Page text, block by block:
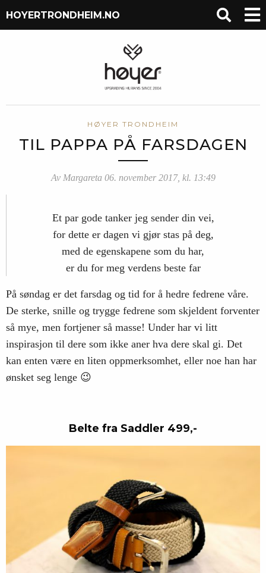
HOYERTRONDHEIM.NO
HØYER TRONDHEIM
TIL PAPPA PÅ FARSDAGEN
Av Margareta 06. november 2017, kl. 13:49
Et par gode tanker jeg sender din vei,
for dette er dagen vi gjør stas på deg,
med de egenskapene som du har,
er du for meg verdens beste far
På søndag er det farsdag og tid for å hedre fedrene våre.
De sterke, snille og trygge fedrene som skjeldent forventer
så mye, men fortjener så masse! Under har vi litt
inspirasjon til dere som ikke aner hva dere skal gi. Det
kan enten være en liten oppmerksomhet, eller noe han har
ønsket seg lenge 😉
Belte fra Saddler 499,-